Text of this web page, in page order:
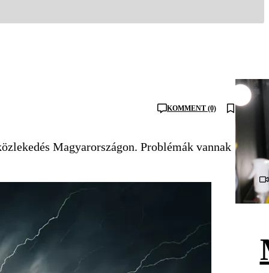
KOMMENT (0)
Magyarországon. Problémák vannak